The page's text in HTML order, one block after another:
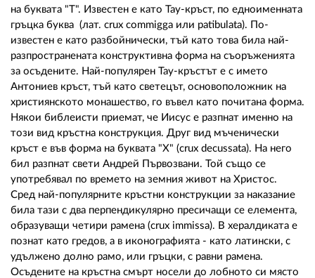
на буквата "Т". Известен е като Тау-кръст, по едноименната
гръцка буква (лат. crux commigga или patibulata). По-
известен е като разбойнически, тъй като това била най-
разпространената конструктивна форма на съоръженията
за осъдените. Най-популярен Тау-кръстът е с името
Антониев кръст, тъй като светецът, основоположник на
християнското монашество, го въвел като почитана форма.
Някои библеисти приемат, че Иисус е разпнат именно на
този вид кръстна конструкция. Друг вид мъченически
кръст е във форма на буквата "Х" (crux decussata). На него
бил разпнат свети Андрей Първозвани. Той също се
употребявал по времето на земния живот на Христос.
Сред най-популярните кръстни конструкции за наказание
била тази с два перпендикулярно пресичащи се елемента,
образуващи четири рамена (crux immissa). В хералдиката е
познат като гредов, а в иконографията - като латински, с
удължено долно рамо, или гръцки, с равни рамена.
Осъдените на кръстна смърт носели до лобното си място